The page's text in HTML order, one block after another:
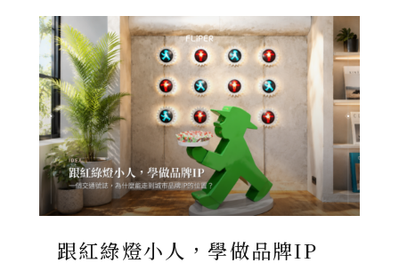
跟紅綠燈小人，學做品牌IP